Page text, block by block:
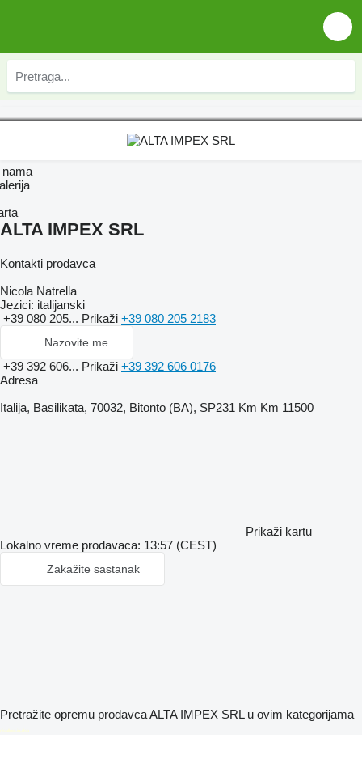
ALTA IMPEX SRL
Kontakti prodavca
Nicola Natrella
Jezici: italijanski
+39 080 205... Prikaži +39 080 205 2183
Nazovite me
+39 392 606... Prikaži +39 392 606 0176
Adresa
Italija, Basilikata, 70032, Bitonto (BA), SP231 Km Km 11500
Prikaži kartu
Lokalno vreme prodavaca: 13:57 (CEST)
Zakažite sastanak
Pretražite opremu prodavca ALTA IMPEX SRL u ovim kategorijama
disallow-in-dsa